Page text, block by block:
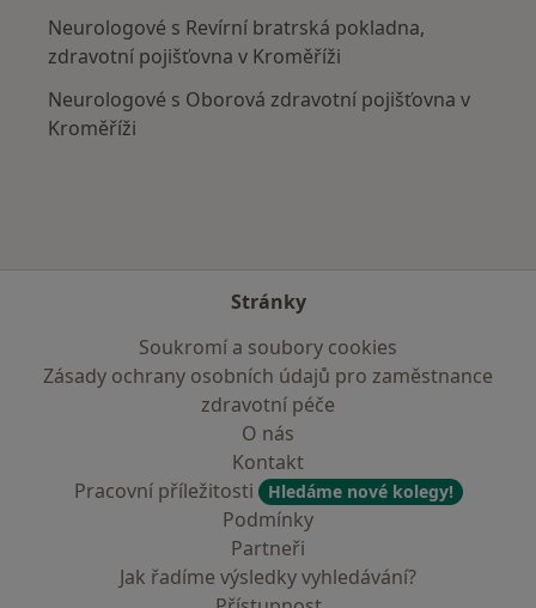
Neurologové s Revírní bratrská pokladna,
zdravotní pojišťovna v Kroměříži
Neurologové s Oborová zdravotní pojišťovna v
Kroměříži
Stránky
Soukromí a soubory cookies
Zásady ochrany osobních údajů pro zaměstnance
zdravotní péče
O nás
Kontakt
Pracovní příležitosti
Hledáme nové kolegy!
Podmínky
Partneři
Jak řadíme výsledky vyhledávání?